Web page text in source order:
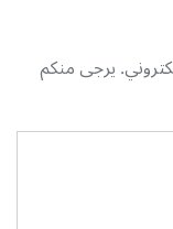
يرجى منكم